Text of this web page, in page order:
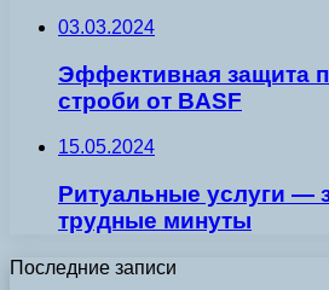
03.03.2024
Эффективная защита
строби от BASF
15.05.2024
Ритуальные услуги —
трудные минуты
Последние записи